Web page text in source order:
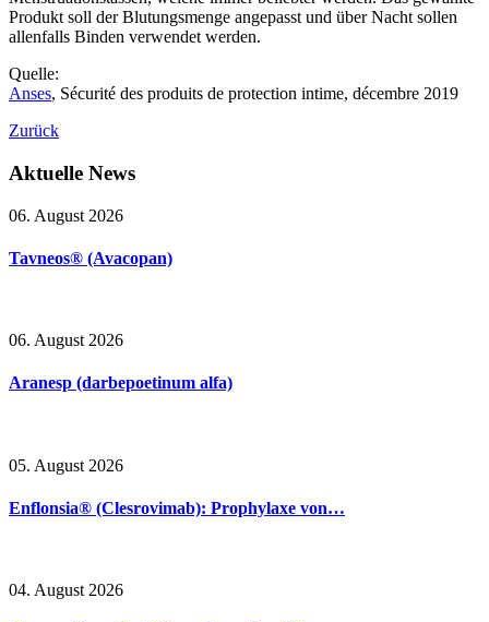
Produkt soll der Blutungsmenge angepasst und über Nacht sollen
allenfalls Binden verwendet werden.
Quelle:
Anses, Sécurité des produits de protection intime, décembre 2019
Zurück
Aktuelle News
06. August 2026
Tavneos® (Avacopan)
06. August 2026
Aranesp (darbepoetinum alfa)
05. August 2026
Enflonsia® (Clesrovimab): Prophylaxe von…
04. August 2026